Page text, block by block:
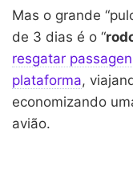
Mas o grande
de 3 dias é o “
resgatar
plataforma,
economizando
avião.